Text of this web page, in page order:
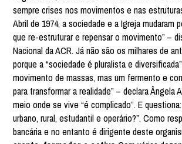
sempre crises nos movimentos e nas
Abril de 1974, a sociedade e a Igreja mudaram
que re-estruturar e repensar o movimento” –
Nacional da ACR. Já não são os milhares de
porque a “sociedade é pluralista e
movimento de massas, mas um fermento e
para transformar a realidade” – declara Ângela
meio onde se vive “é complicado”. E
urbano, rural, estudantil e operário?”. Como
bancária e no entanto é dirigente deste